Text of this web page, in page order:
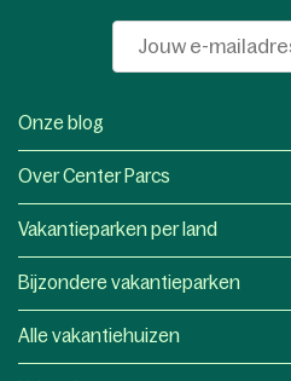
Onze blog
Over Center Parcs
Vakantieparken per land
Bijzondere vakantieparken
Alle vakantiehuizen